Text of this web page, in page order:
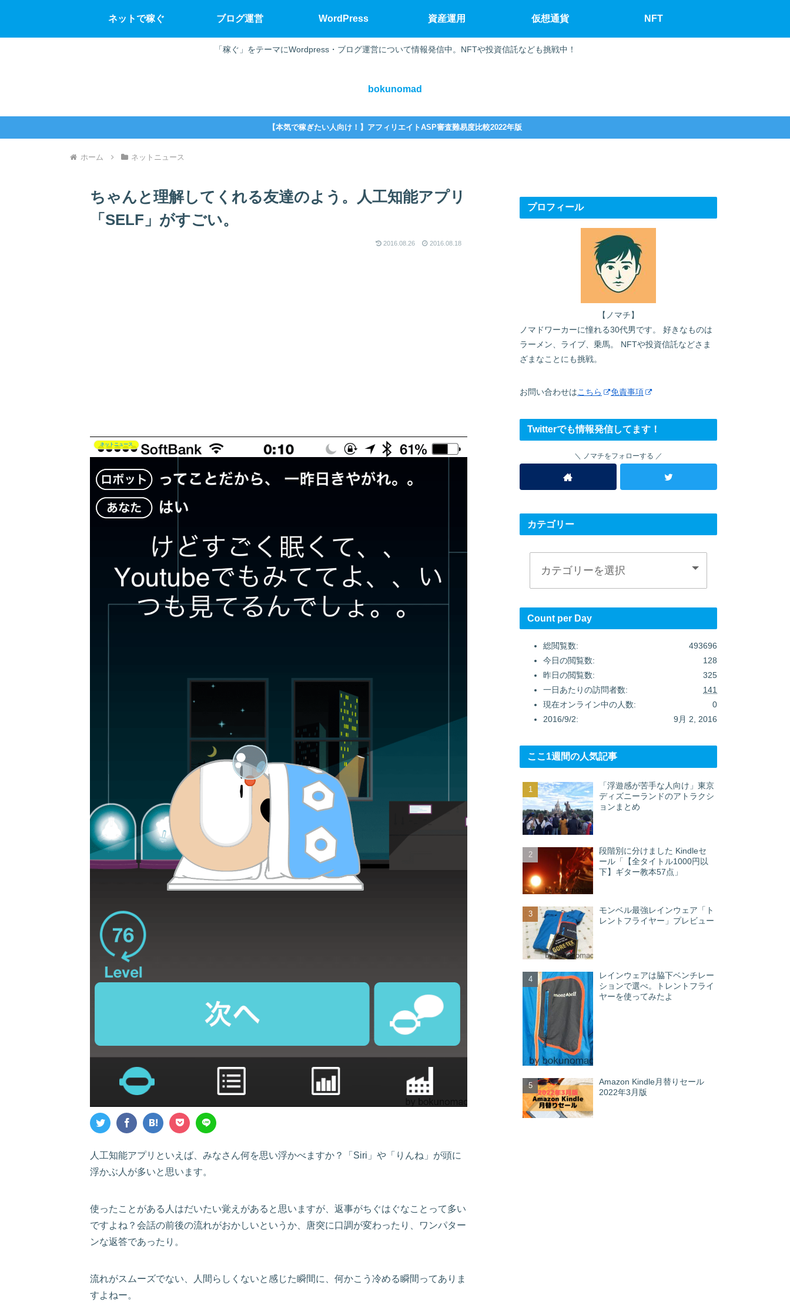
「稼ぐ」をテーマにWordpress・ブログ運営について情報発信中。NFTや投資信託なども挑戦中！
bokunomad
ネットで稼ぐ ブログ運営 WordPress 資産運用 仮想通貨 NFT
【本気で稼ぎたい人向け！】アフィリエイトASP審査難易度比較2022年版
ホーム ネットニュース
ちゃんと理解してくれる友達のよう。人工知能アプリ
「SELF」がすごい。
2016.08.26 2016.08.18
ネットニュース
人工知能アプリといえば、みなさん何を思い浮かべますか？「Siri」や「りんね」が頭に
浮かぶ人が多いと思います。
使ったことがある人はだいたい覚えがあると思いますが、返事がちぐはぐなことって多い
ですよね？会話の前後の流れがおかしいというか、唐突に口調が変わったり、ワンパター
ンな返答であったり。
流れがスムーズでない、人間らしくないと感じた瞬間に、何かこう冷める瞬間ってありま
すよねー。
プロフィール
【ノマチ】
ノマドワーカーに憧れる30代男です。 好きなものは
ラーメン、ライブ、乗馬。 NFTや投資信託などさま
ざまなことにも挑戦。
お問い合わせはこちら 免責事項
Twitterでも情報発信してます！
ノマチをフォローする
カテゴリー
Count per Day
493696
総閲覧数:
128
今日の閲覧数:
325
昨日の閲覧数:
141
一日あたりの訪問者数:
0
現在オンライン中の人数:
9月 2, 2016
2016/9/2:
ここ1週間の人気記事
「浮遊感が苦手な人向け」東京
ディズニーランドのアトラクシ
ョンまとめ
段階別に分けました Kindleセ
ール「【全タイトル1000円以
下】ギター教本57点」
モンベル最強レインウェア「ト
レントフライヤー」プレビュー
レインウェアは脇下ベンチレー
ションで選べ。トレントフライ
ヤーを使ってみたよ
Amazon Kindle月替りセール
2022年3月版